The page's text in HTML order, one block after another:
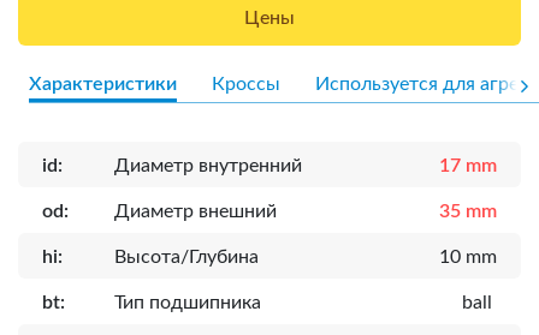
Цены
Характеристики Кроссы Используется для
id: Диаметр внутренний 17 mm
od: Диаметр внешний 35 mm
hi: Высота/Глубина 10 mm
bt: Тип подшипника ball